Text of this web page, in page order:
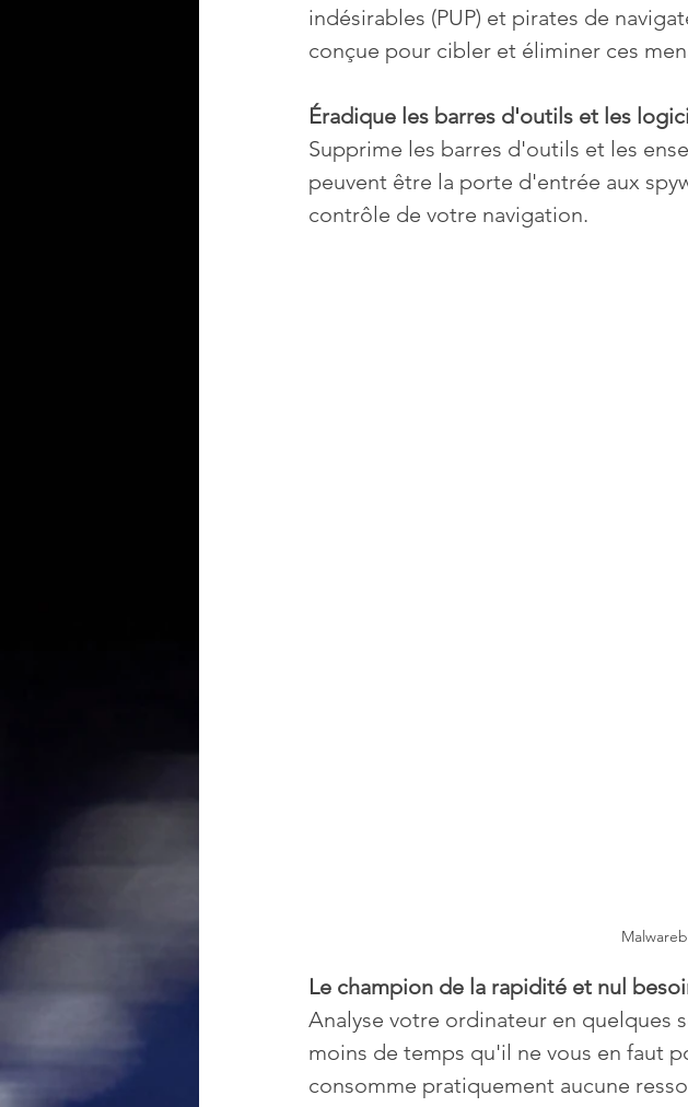
indésirables (PUP) et pirates de
conçue pour cibler et éliminer ces
Éradique les barres d'outils et les
Supprime les barres d'outils et les
peuvent être la porte d'entrée aux
contrôle de votre navigation.
Le champion de la rapidité et nul
Analyse votre ordinateur en quelques
moins de temps qu'il ne vous en faut
consomme pratiquement aucune